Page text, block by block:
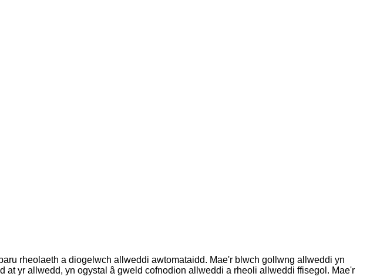
rheolaeth a diogelwch allweddi awtomataidd. Mae'r blwch gollwng allweddi yn
yr allwedd, yn ogystal â gweld cofnodion allweddi a rheoli allweddi ffisegol. Mae'r